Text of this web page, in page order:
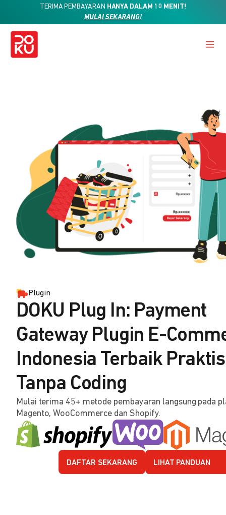
TERIMA PEMBAYARAN HANYA DALAM 10 MENIT!
MULAI SEKARANG!
Plugin
DOKU Plug In: Payment
Gateway Plugin E-
Indonesia Terbaik Praktis
Tanpa Coding
Mulai terima 45+ metode pembayaran langsung pada
Magento, WooCommerce dan Shopify.
DAFTAR SEKARANG LIHAT PANDUAN